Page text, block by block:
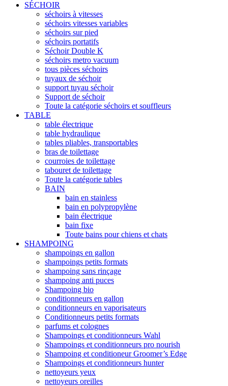
SÉCHOIR
séchoirs à vitesses
séchoirs vitesses variables
séchoirs sur pied
séchoirs portatifs
Séchoir Double K
séchoirs metro vacuum
tous pièces séchoirs
tuyaux de séchoir
support tuyau séchoir
Support de séchoir
Toute la catégorie séchoirs et souffleurs
TABLE
table électrique
table hydraulique
tables pliables, transportables
bras de toilettage
courroies de toilettage
tabouret de toilettage
Toute la catégorie tables
BAIN
bain en stainless
bain en polypropylène
bain électrique
bain fixe
Toute bains pour chiens et chats
SHAMPOING
shampoings en gallon
shampoings petits formats
shampoing sans rinçage
shampoing anti puces
Shampoing bio
conditionneurs en gallon
conditionneurs en vaporisateurs
Conditionneurs petits formats
parfums et colognes
Shampoings et conditionneurs Wahl
Shampoings et conditionneurs pro nourish
Shampoing et conditioneur Groomer’s Edge
Shampoings et conditionneurs hunter
nettoyeurs yeux
nettoyeurs oreilles